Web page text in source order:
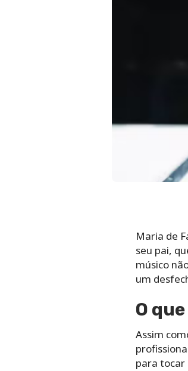
Maria de
seu pai,
músico
um
O
Assim
para tocar